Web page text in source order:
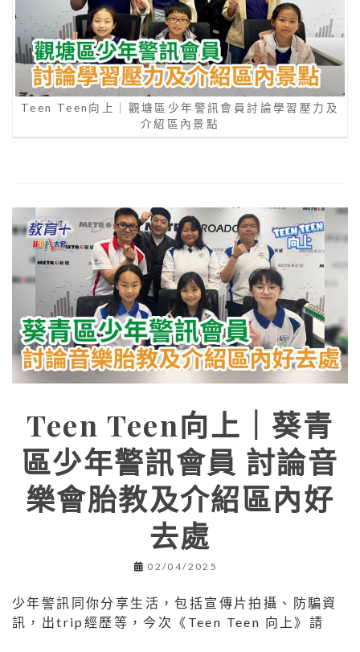
Teen Teen向上｜觀塘區少年警訊會員討論學習壓力及
介紹區內景點
Teen Teen向上｜葵青
區少年警訊會員 討論音
樂會胎教及介紹區內好
去處
02/04/2025
少年警訊同你分享生活，包括宣傳片拍攝、防騙資
訊，出trip經歷等，今次《Teen Teen 向上》請